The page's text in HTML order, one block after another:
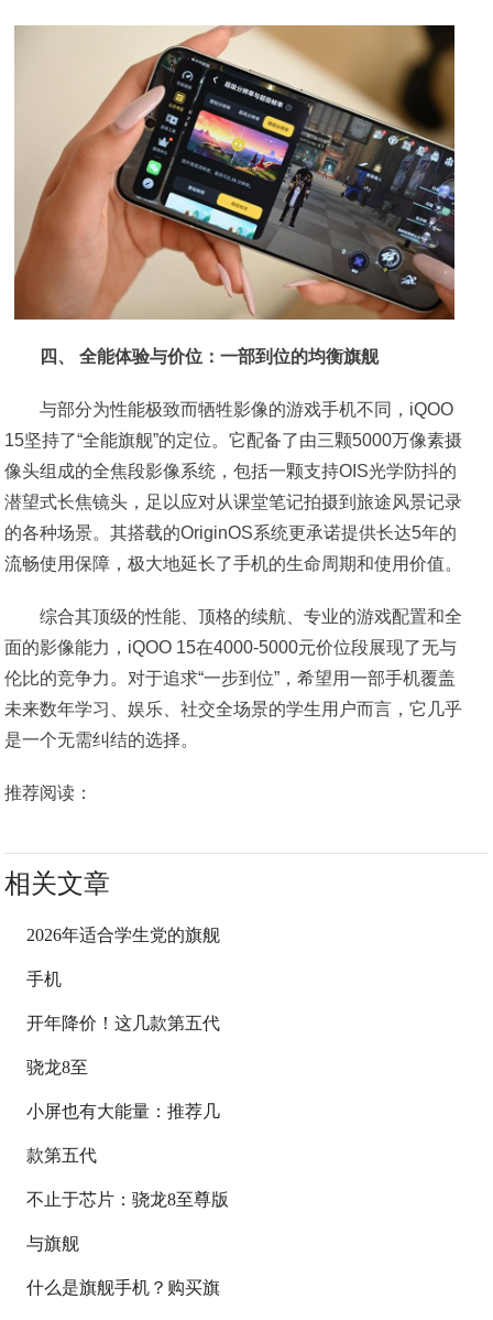
四、 全能体验与价位：一部到位的均衡旗舰
与部分为性能极致而牺牲影像的游戏手机不同，iQOO
15坚持了“全能旗舰”的定位。它配备了由三颗5000万像素摄
像头组成的全焦段影像系统，包括一颗支持OIS光学防抖的
潜望式长焦镜头，足以应对从课堂笔记拍摄到旅途风景记录
的各种场景。其搭载的OriginOS系统更承诺提供长达5年的
流畅使用保障，极大地延长了手机的生命周期和使用价值。
综合其顶级的性能、顶格的续航、专业的游戏配置和全
面的影像能力，iQOO 15在4000-5000元价位段展现了无与
伦比的竞争力。对于追求“一步到位”，希望用一部手机覆盖
未来数年学习、娱乐、社交全场景的学生用户而言，它几乎
是一个无需纠结的选择。
推荐阅读：
相关文章
2026年适合学生党的旗舰
手机
开年降价！这几款第五代
骁龙8至
小屏也有大能量：推荐几
款第五代
不止于芯片：骁龙8至尊版
与旗舰
什么是旗舰手机？购买旗